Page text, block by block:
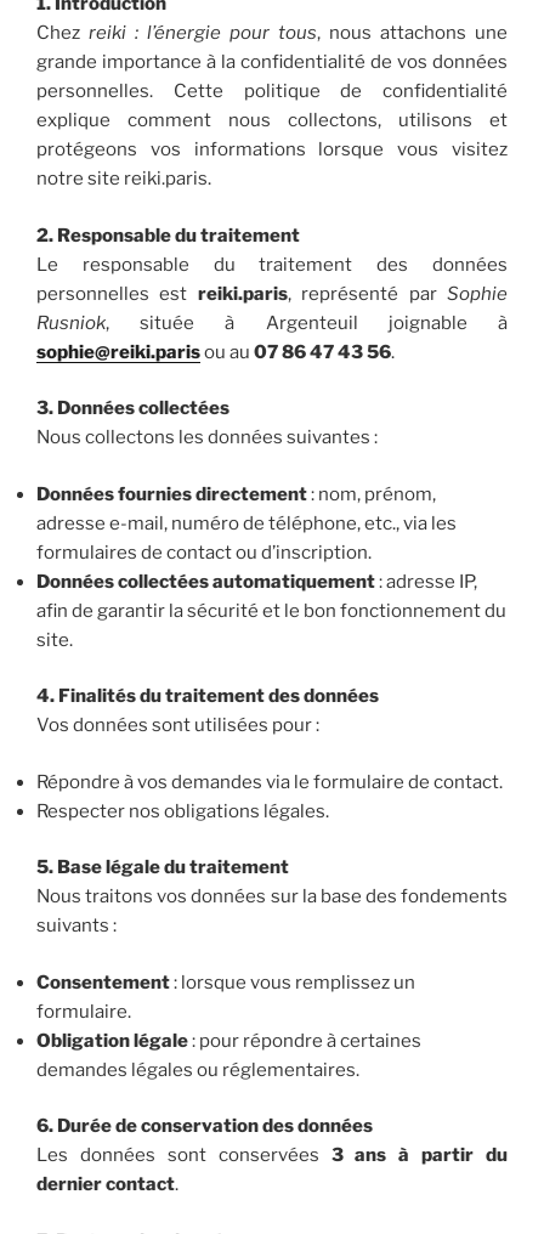
Chez reiki : l’énergie pour tous, nous attachons une
grande importance à la confidentialité de vos données
personnelles. Cette politique de confidentialité
explique comment nous collectons, utilisons et
protégeons vos informations lorsque vous visitez
notre site reiki.paris.
2. Responsable du traitement
Le responsable du traitement des données
personnelles est reiki.paris, représenté parSophie
Rusniok, située à Argenteuil joignable à
sophie@reiki.parisou au 07 86 47 43 56.
3. Données collectées
Nous collectons les données suivantes :
Données fournies directement: nom, prénom,
adresse e-mail, numéro de téléphone, etc., via les
formulaires de contact ou d’inscription.
Données collectées automatiquement: adresse IP,
afin de garantir la sécurité et le bon fonctionnement du
site.
4. Finalités du traitement des données
Vos données sont utilisées pour :
Répondre à vos demandes via le formulaire de contact.
Respecter nos obligations légales.
5. Base légale du traitement
Nous traitons vos données sur la base des fondements
suivants :
Consentement: lorsque vous remplissez un
formulaire.
Obligation légale: pour répondre à certaines
demandes légales ou réglementaires.
6. Durée de conservation des données
Les données sont conservées 3 ans à partir du
dernier contact.